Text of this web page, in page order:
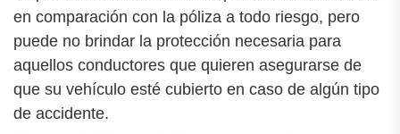
en comparación con la póliza a todo riesgo, pero
puede no brindar la protección necesaria para
aquellos conductores que quieren asegurarse de
que su vehículo esté cubierto en caso de algún tipo
de accidente.